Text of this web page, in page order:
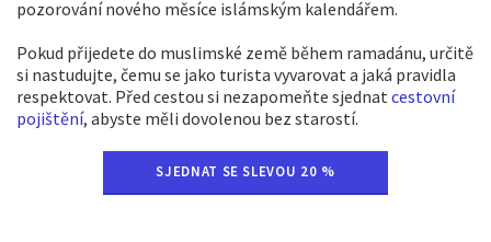
pozorování nového měsíce islámským kalendářem.
Pokud přijedete do muslimské země během ramadánu, určitě
si nastudujte, čemu se jako turista vyvarovat a jaká pravidla
respektovat. Před cestou si nezapomeňte sjednat cestovní
pojištění, abyste měli dovolenou bez starostí.
SJEDNAT SE SLEVOU 20 %